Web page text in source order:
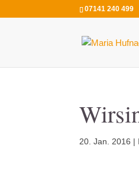
07141 240 499
20. Jan. 2016 |